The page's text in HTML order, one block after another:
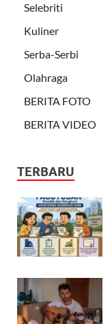
Selebriti
Kuliner
Serba-Serbi
Olahraga
BERITA FOTO
BERITA VIDEO
TERBARU